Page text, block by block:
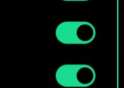
о том, как мы
и изменить